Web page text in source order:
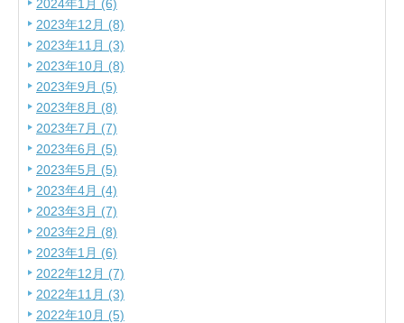
2024年1月 (6)
2023年12月 (8)
2023年11月 (3)
2023年10月 (8)
2023年9月 (5)
2023年8月 (8)
2023年7月 (7)
2023年6月 (5)
2023年5月 (5)
2023年4月 (4)
2023年3月 (7)
2023年2月 (8)
2023年1月 (6)
2022年12月 (7)
2022年11月 (3)
2022年10月 (5)